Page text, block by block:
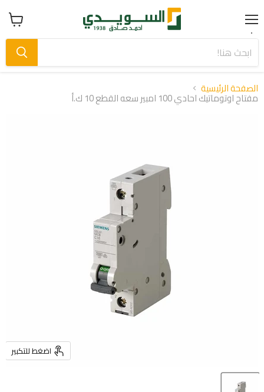
Menu عرض
سلة
الصفحة الرئيسية
مفتاح اوتوماتيك احادي 100 امبير سعه القطع 10 ك.أ
اضغط للتكبير